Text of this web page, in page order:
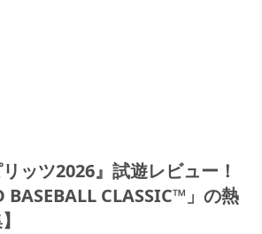
リッツ2026』試遊レビュー！
BASEBALL CLASSIC™」の熱